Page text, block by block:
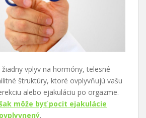
vplyv na hormóny, telesné
štruktúry, ktoré ovplyvňujú vašu
alebo ejakuláciu po orgazme.
môže byť pocit ejakulácie
.